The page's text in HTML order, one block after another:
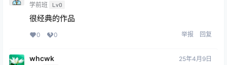
学前班 Lv0
很经典的作品
0 0 举报 回复
whcwk 25年4月9日